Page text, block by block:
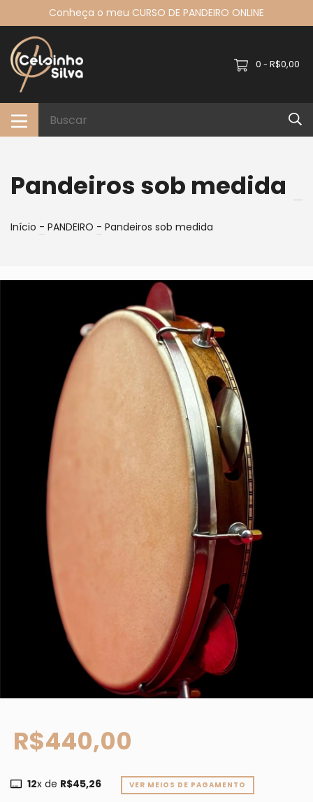
Conheça o meu CURSO DE PANDEIRO ONLINE
0 - R$0,00
Pandeiros sob medida
Início - PANDEIRO - Pandeiros sob medida
R$440,00
12x de R$45,26 VER MEIOS DE PAGAMENTO